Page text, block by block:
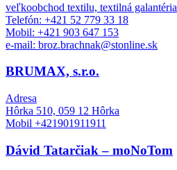
veľkoobchod textilu, textilná galantéria
Telefón: +421 52 779 33 18
Mobil: +421 903 647 153
e-mail: broz.brachnak@stonline.sk
BRUMAX, s.r.o.
Adresa
Hôrka 510, 059 12 Hôrka
Mobil +421901911911
Dávid Tatarčiak – moNoTom